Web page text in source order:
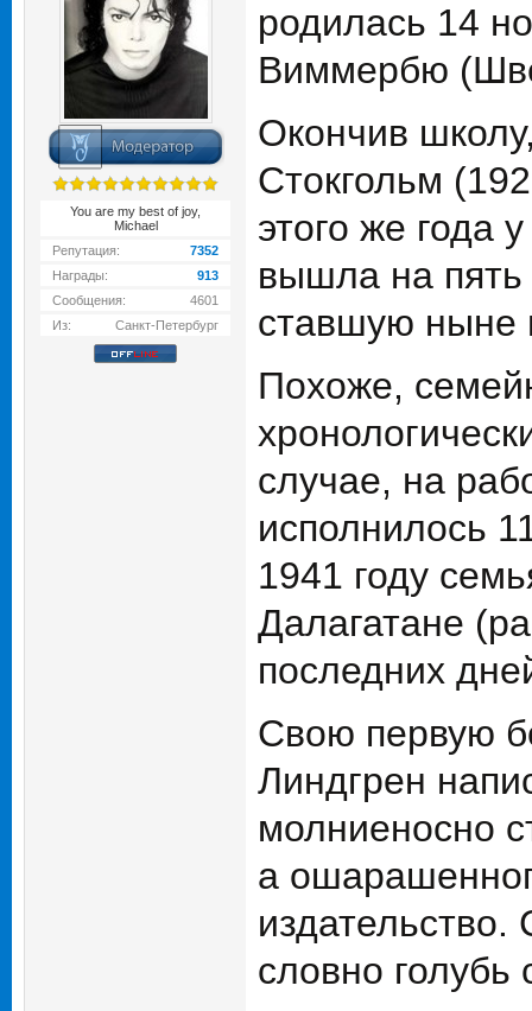
You are my best of joy,
Michael
Репутация:
7352
Награды:
913
Сообщения:
4601
Из:
Санкт-Петербург
родилась 14
Виммербю
Окончив
Стокгольм
этого же года
вышла на
ставшую ныне
Похоже,
случае, на
исполнилось
1941 году
Далагатане
последних
Свою первую
Линдгрен
молниеносно
а
издательство.
словно